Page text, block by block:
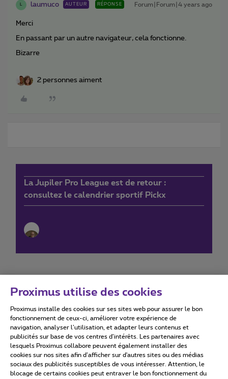
L laumuco AUTEUR RÉPONSE Forum|Forum|4 years ago
Merci
En passant par un autre navigateur, cela fonctionne.
Bizarre
2 personnes aiment
La Jupiler Pro League est de retour :
consultez le calendrier sportif Pickx
Conditions d'utilisation Accessibility statement
Tous droits réservés. © 2026 Proximus
Proximus utilise des cookies
Proximus installe des cookies sur ses sites web pour assurer le bon
fonctionnement de ceux-ci, améliorer votre expérience de
navigation, analyser l’utilisation, et adapter leurs contenus et
publicités sur base de vos centres d’intérêts. Les partenaires avec
lesquels Proximus collabore peuvent également installer des
cookies sur nos sites afin d’afficher sur d'autres sites ou des médias
sociaux des publicités susceptibles de vous intéresser. Attention, le
blocage de certains cookies peut entraver le bon fonctionnement du